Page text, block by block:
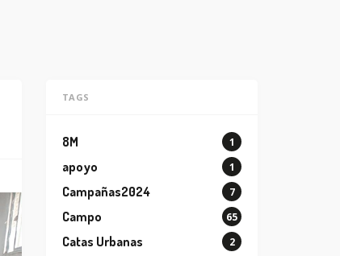
TAGS
8M 1
apoyo 1
Campañas2024 7
Campo 65
Catas Urbanas 2